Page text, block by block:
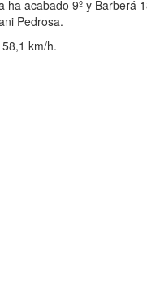
ha acabado 9º y
Pedrosa.
km/h.